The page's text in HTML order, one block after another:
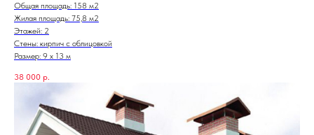
Общая площадь: 158 м2
Жилая площадь: 75,8 м2
Этажей: 2
Стены: кирпич с облицовкой
Размер: 9 х 13 м
38 000 р.